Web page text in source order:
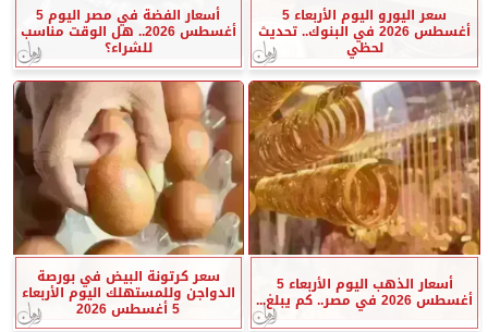
سعر اليورو اليوم الأربعاء 5
أغسطس 2026 في البنوك.. تحديث
لحظي
أسعار الفضة في مصر اليوم 5
أغسطس 2026.. هل الوقت مناسب
للشراء؟
أسعار الذهب اليوم الأربعاء 5
أغسطس 2026 في مصر.. كم يبلغ...
سعر كرتونة البيض في بورصة
الدواجن وللمستهلك اليوم الأربعاء
5 أغسطس 2026